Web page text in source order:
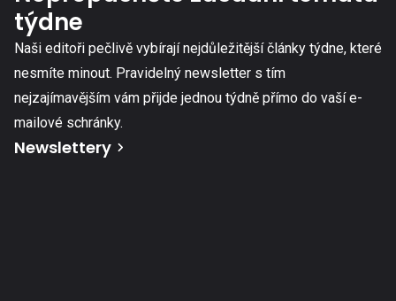
týdne
Naši editoři pečlivě vybírají nejdůležitější články týdne, které
nesmíte minout. Pravidelný newsletter s tím
nejzajímavějším vám přijde jednou týdně přímo do vaší e-
mailové schránky.
Newslettery